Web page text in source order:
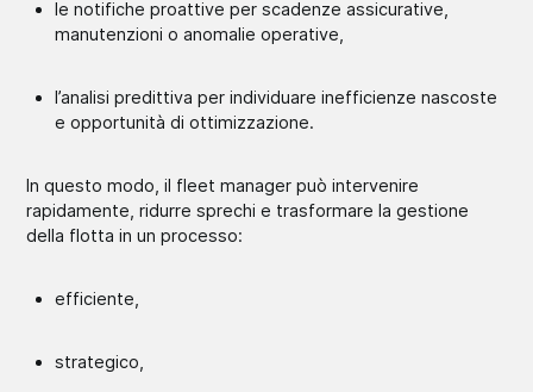
le notifiche proattive per scadenze assicurative,
manutenzioni o anomalie operative,
l’analisi predittiva per individuare inefficienze nascoste
e opportunità di ottimizzazione.
In questo modo, il fleet manager può intervenire
rapidamente, ridurre sprechi e trasformare la gestione
della flotta in un processo:
efficiente,
strategico,